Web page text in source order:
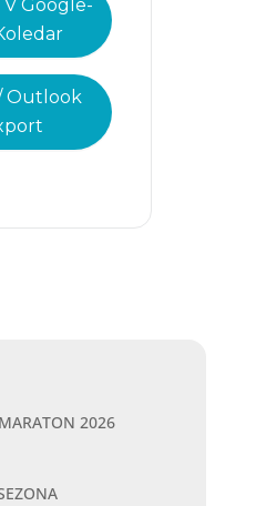
V Google-
Outlook
2026